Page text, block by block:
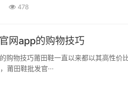
478
网app的购物技巧
购物技巧莆田鞋一直以来都以其高性价
莆田鞋批发官···